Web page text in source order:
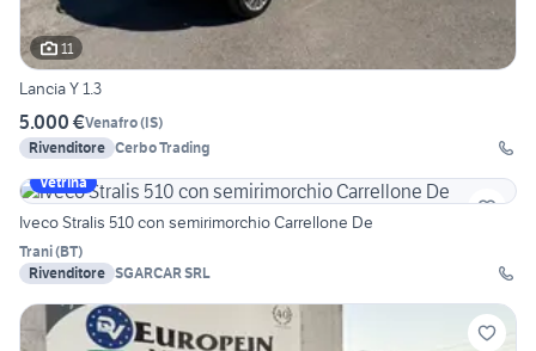
11
Lancia Y 1.3
5.000 €Venafro(IS)
Rivenditore Cerbo Trading
Vetrina
Iveco Stralis 510 con semirimorchio Carrellone De
Trani(BT)
Rivenditore SGARCAR SRL